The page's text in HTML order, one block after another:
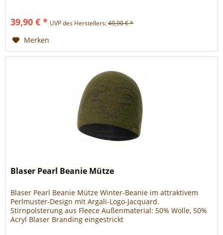
39,90 € * UVP des Herstellers:49,90 € *
Merken
Blaser Pearl Beanie Mütze
Blaser Pearl Beanie Mütze Winter-Beanie im attraktivem
Perlmuster-Design mit Argali-Logo-Jacquard.
Stirnpolsterung aus Fleece Außenmaterial: 50% Wolle, 50%
Acryl Blaser Branding eingestrickt